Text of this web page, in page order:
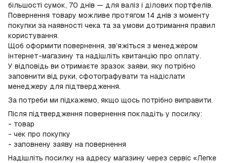
більшості сумок, 70 днів — для валіз і ділових портфелів.
Повернення товару можливе протягом 14 днів з моменту
покупки за наявності чека та за умови дотримання правил
користування.
Щоб оформити повернення, зв’яжіться з менеджером
інтернет-магазину та надішліть квитанцію про оплату.
У відповідь ви отримаєте зразок заяви, яку потрібно
заповнити від руки, сфотографувати та надіслати
менеджеру для підтвердження.
За потреби ми підкажемо, якщо щось потрібно виправити.
Після підтвердження повернення покладіть у посилку:
- товар
- чек про покупку
- заповнену заяву на повернення
Надішліть посилку на адресу магазину через сервіс «Легке